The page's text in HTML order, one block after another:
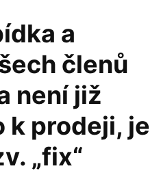
a
členů
není již
k prodeji, je
„fix“